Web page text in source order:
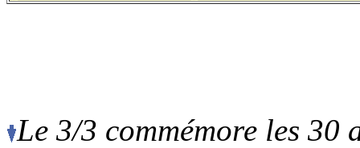
Le 3/3 commémore les